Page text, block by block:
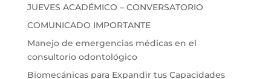
JUEVES ACADÉMICO – CONVERSATORIO
COMUNICADO IMPORTANTE
Manejo de emergencias médicas en el
consultorio odontológico
Biomecánicas para Expandir tus Capacidades